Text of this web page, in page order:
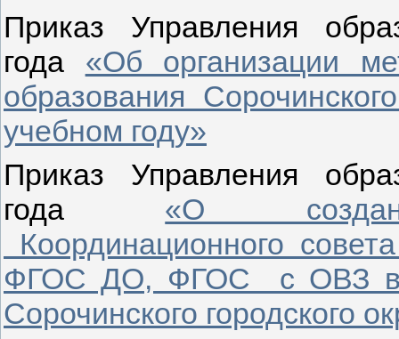
Приказ Управления
года «Об организации
образования
учебном году»
Приказ Управления
года «О
Координационного
ФГОС ДО, ФГОС с ОВЗ в
Сорочинского городского